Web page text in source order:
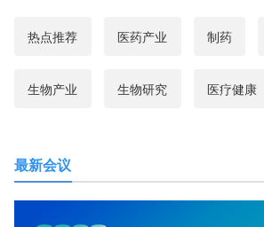
热点推荐 医药产业 制药
生物产业 生物研究 医疗健康
最新会议